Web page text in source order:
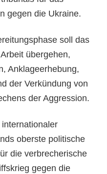
gegen die Ukraine.
soll das
übergehen,
Anklageerhebung,
der Verkündung von
der Aggression.
oberste politische
die verbrecherische
gegen die